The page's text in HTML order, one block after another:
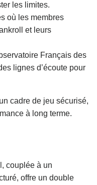
les limites.
où les membres
et leurs
Français des
lignes d’écoute pour
cadre de jeu sécurisé,
à long terme.
couplée à un
offre un double